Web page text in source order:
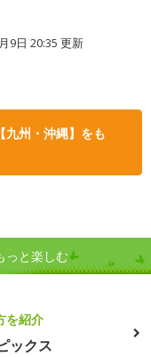
9日 20:35 更新
九州・沖縄】をも
っと楽しむ
を紹介
ックス